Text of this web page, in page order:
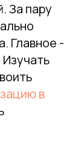
За пару
Главное -
Изучать
в